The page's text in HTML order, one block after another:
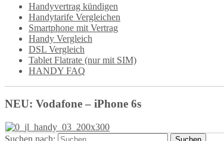
Handyvertrag kündigen
Handytarife Vergleichen
Smartphone mit Vertrag
Handy Vergleich
DSL Vergleich
Tablet Flatrate (nur mit SIM)
HANDY FAQ
NEU: Vodafone – iPhone 6s
Suchen nach: